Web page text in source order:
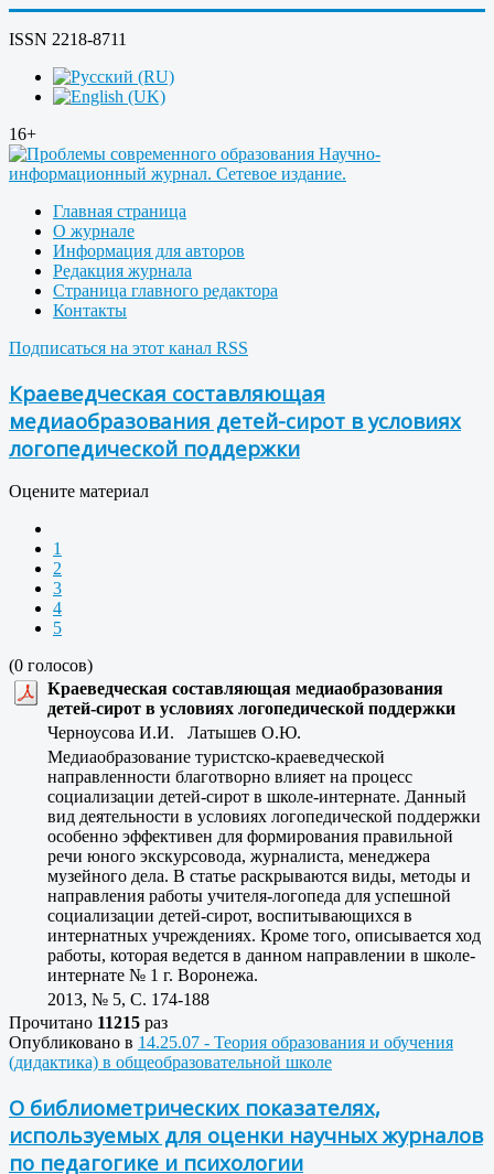
ISSN 2218-8711
16+
Главная страница
О журнале
Информация для авторов
Редакция журнала
Страница главного редактора
Контакты
Подписаться на этот канал RSS
Краеведческая составляющая
медиаобразования детей-сирот в условиях
логопедической поддержки
Оцените материал
1
2
3
4
5
(0 голосов)
Краеведческая составляющая медиаобразования
детей-сирот в условиях логопедической поддержки
Черноусова И.И. Латышев О.Ю.
Медиаобразование туристско-краеведческой
направленности благотворно влияет на процесс
социализации детей-сирот в школе-интернате. Данный
вид деятельности в условиях логопедической поддержки
особенно эффективен для формирования правильной
речи юного экскурсовода, журналиста, менеджера
музейного дела. В статье раскрываются виды, методы и
направления работы учителя-логопеда для успешной
социализации детей-сирот, воспитывающихся в
интернатных учреждениях. Кроме того, описывается ход
работы, которая ведется в данном направлении в школе-
интернате № 1 г. Воронежа.
2013, № 5, C. 174-188
Прочитано 11215 раз
Опубликовано в 14.25.07 - Теория образования и обучения
(дидактика) в общеобразовательной школе
О библиометрических показателях,
используемых для оценки научных журналов
по педагогике и психологии